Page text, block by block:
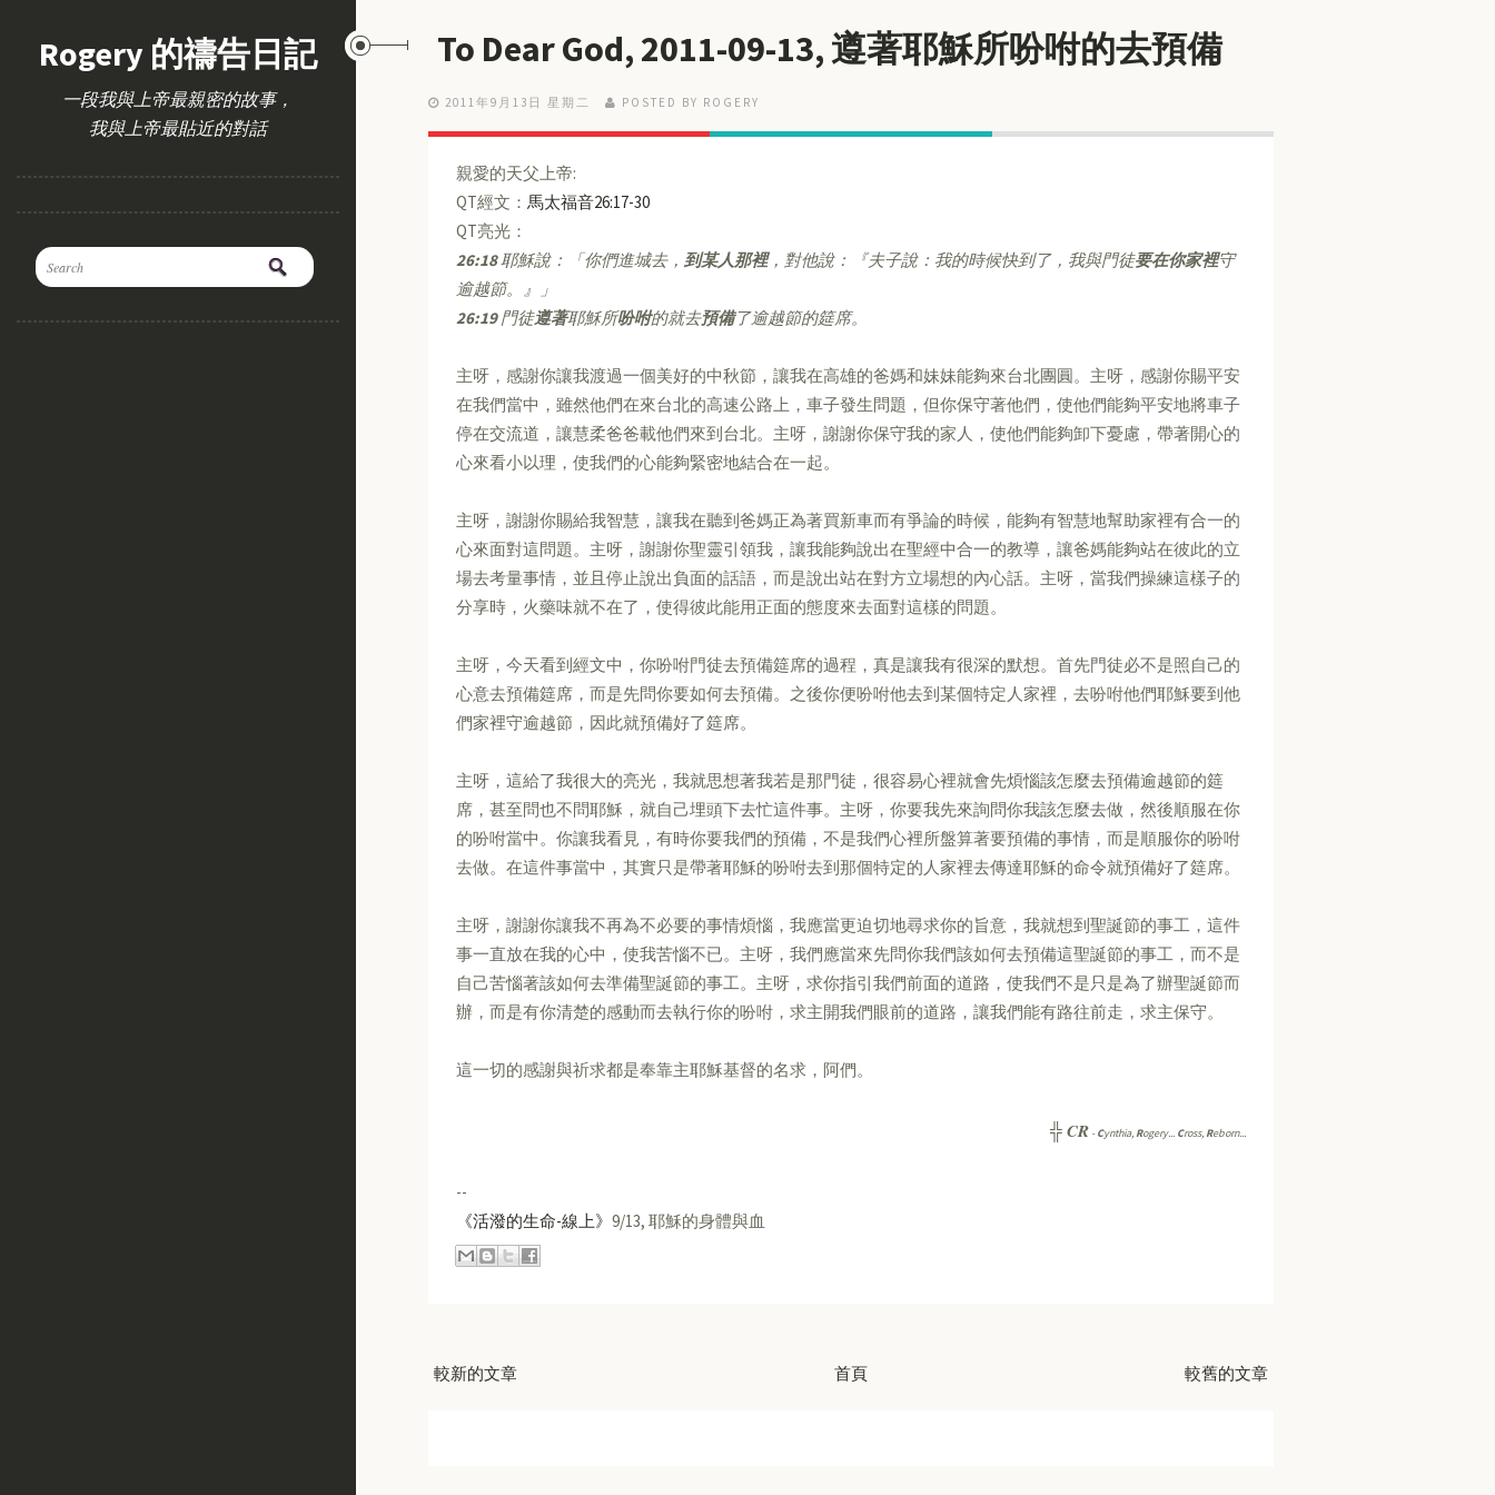
Rogery 的禱告日記
一段我與上帝最親密的故事，
我與上帝最貼近的對話
To Dear God, 2011-09-13, 遵著耶穌所吩咐的去預備
2011年9月13日 星期二 POSTED BY ROGERY
親愛的天父上帝:
QT經文： 馬太福音26:17-30
QT亮光：
26:18耶穌說：「你們進城去， 到某人那裡，對他說：『夫子說：我的時候快到了，我與門徒要在你家裡守
逾越節。』」
26:19門徒遵著耶穌所吩咐的就去預備了逾越節的筵席。
主呀，感謝你讓我渡過一個美好的中秋節，讓我在高雄的爸媽和妹妹能夠來台北團圓。主呀，感謝你賜平安
在我們當中，雖然他們在來台北的高速公路上，車子發生問題，但你保守著他們，使他們能夠平安地將車子
停在交流道，讓慧柔爸爸載他們來到台北。主呀，謝謝你保守我的家人，使他們能夠卸下憂慮，帶著開心的
心來看小以理，使我們的心能夠緊密地結合在一起。
主呀，謝謝你賜給我智慧，讓我在聽到爸媽正為著買新車而有爭論的時候，能夠有智慧地幫助家裡有合一的
心來面對這問題。主呀，謝謝你聖靈引領我，讓我能夠說出在聖經中合一的教導，讓爸媽能夠站在彼此的立
場去考量事情，並且停止說出負面的話語，而是說出站在對方立場想的內心話。主呀，當我們操練這樣子的
分享時，火藥味就不在了，使得彼此能用正面的態度來去面對這樣的問題。
主呀，今天看到經文中，你吩咐門徒去預備筵席的過程，真是讓我有很深的默想。首先門徒必不是照自己的
心意去預備筵席，而是先問你要如何去預備。之後你便吩咐他去到某個特定人家裡，去吩咐他們耶穌要到他
們家裡守逾越節，因此就預備好了筵席。
主呀，這給了我很大的亮光，我就思想著我若是那門徒，很容易心裡就會先煩惱該怎麼去預備逾越節的筵
席，甚至問也不問耶穌，就自己埋頭下去忙這件事。主呀，你要我先來詢問你我該怎麼去做，然後順服在你
的吩咐當中。你讓我看見，有時你要我們的預備，不是我們心裡所盤算著要預備的事情，而是順服你的吩咐
去做。在這件事當中，其實只是帶著耶穌的吩咐去到那個特定的人家裡去傳達耶穌的命令就預備好了筵席。
主呀，謝謝你讓我不再為不必要的事情煩惱，我應當更迫切地尋求你的旨意，我就想到聖誕節的事工，這件
事一直放在我的心中，使我苦惱不已。主呀，我們應當來先問你我們該如何去預備這聖誕節的事工，而不是
自己苦惱著該如何去準備聖誕節的事工。主呀，求你指引我們前面的道路，使我們不是只是為了辦聖誕節而
辦，而是有你清楚的感動而去執行你的吩咐，求主開我們眼前的道路，讓我們能有路往前走，求主保守。
這一切的感謝與祈求都是奉靠主耶穌基督的名求，阿們。
╬ CR -Cynthia, Rogery... Cross, Reborn...
--
《活潑的生命-線上》 9/13, 耶穌的身體與血
較新的文章 較舊的文章
首頁